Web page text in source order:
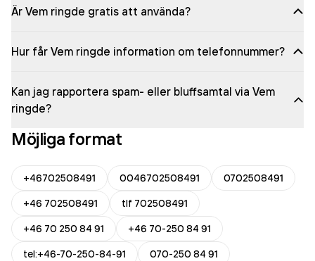
Är Vem ringde gratis att använda?
Hur får Vem ringde information om telefonnummer?
Kan jag rapportera spam- eller bluffsamtal via Vem
ringde?
Möjliga format
+46702508491 0046702508491
0702508491
+46 702508491
tlf 702508491
+46 70 250 84 91
+46 70-250 84 91
tel:+46-70-250-84-91
070-250 84 91